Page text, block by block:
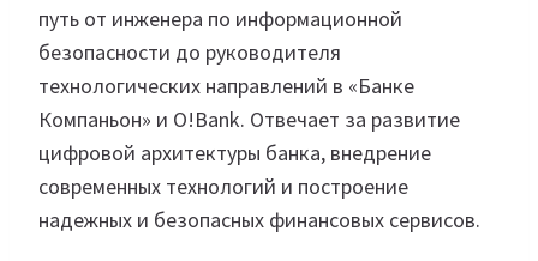
путь от инженера по информационной
безопасности до руководителя
технологических направлений в «Банке
Компаньон» и O!Bank. Отвечает за развитие
цифровой архитектуры банка, внедрение
современных технологий и построение
надежных и безопасных финансовых сервисов.